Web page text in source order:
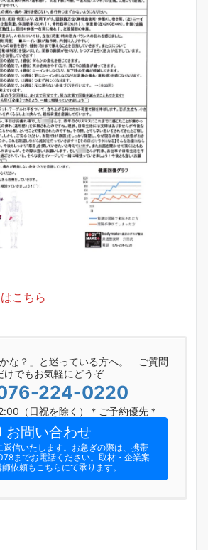
はこちら
かな？」と迷っている方へ。 ご質問
けでもお気軽にどうぞ
224-0220
（日祝を除く）＊ご予約優先＊
お問い合わせ
返信いたします。お急ぎの際は、携帯
までお電話ください。​取材・企業案
依頼もこちらにて承ります。